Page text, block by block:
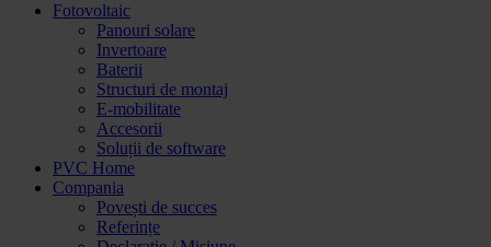
Fotovoltaic
Panouri solare
Invertoare
Baterii
Structuri de montaj
E-mobilitate
Accesorii
Soluții de software
PVC Home
Compania
Povești de succes
Referințe